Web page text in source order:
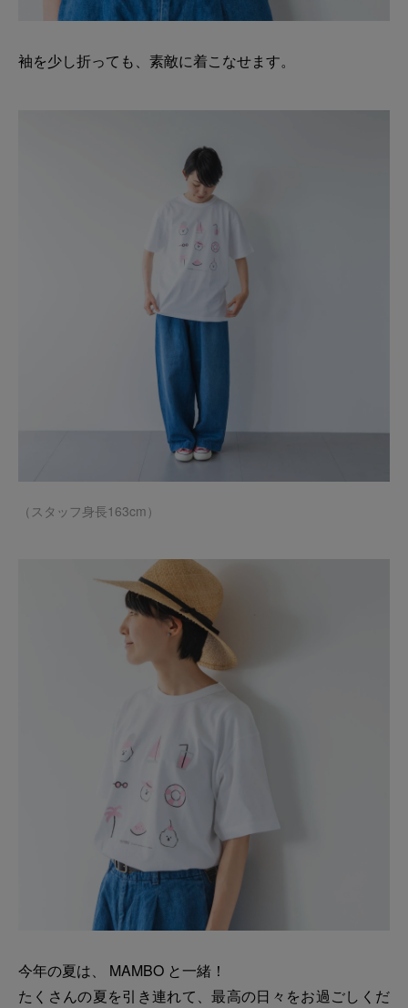
袖を少し折っても、素敵に着こなせます。
（スタッフ身長163cm）
今年の夏は、 MAMBO と一緒！
たくさんの夏を引き連れて、最高の日々をお過ごしくだ